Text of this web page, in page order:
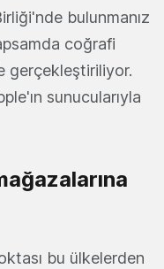
bulunmanız
coğrafi
gerçekleştiriliyor.
sunucularıyla
bu ülkelerden